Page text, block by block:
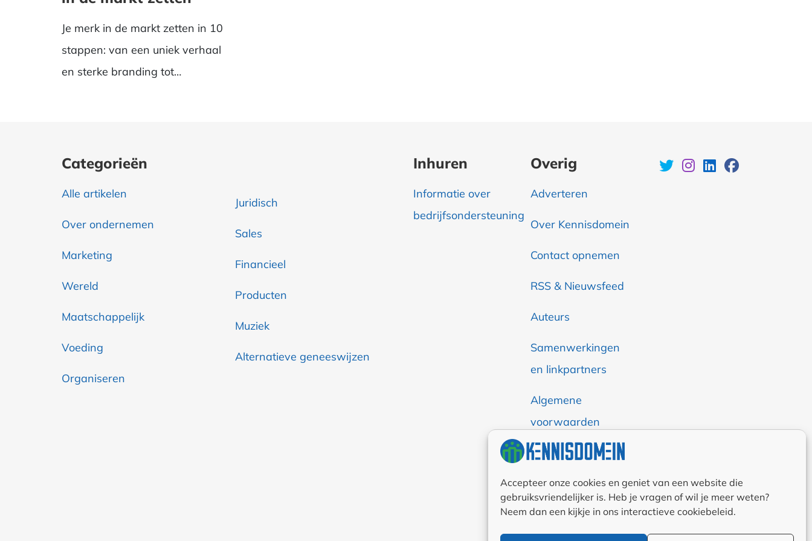
Accepteer onze cookies en geniet van een website die
gebruiksvriendelijker is. Heb je vragen of wil je meer weten?
Neem dan een kijkje in ons interactieve cookiebeleid.
Je merk in de markt zetten in 10
stappen: van een uniek verhaal
en sterke branding tot
Categorieën
Alle artikelen
Over ondernemen
Marketing
Wereld
Maatschappelijk
Voeding
Organiseren
Juridisch
Sales
Financieel
Producten
Muziek
Alternatieve geneeswijzen
Inhuren
Informatie over
bedrijfsondersteuning
Overig
Adverteren
Over Kennisdomein
Contact opnemen
RSS & Nieuwsfeed
Auteurs
Samenwerkingen
en linkpartners
Algemene
voorwaarden
Cookiebeleid (EU)
Privacyverklaring
(EU)
Disclaimer